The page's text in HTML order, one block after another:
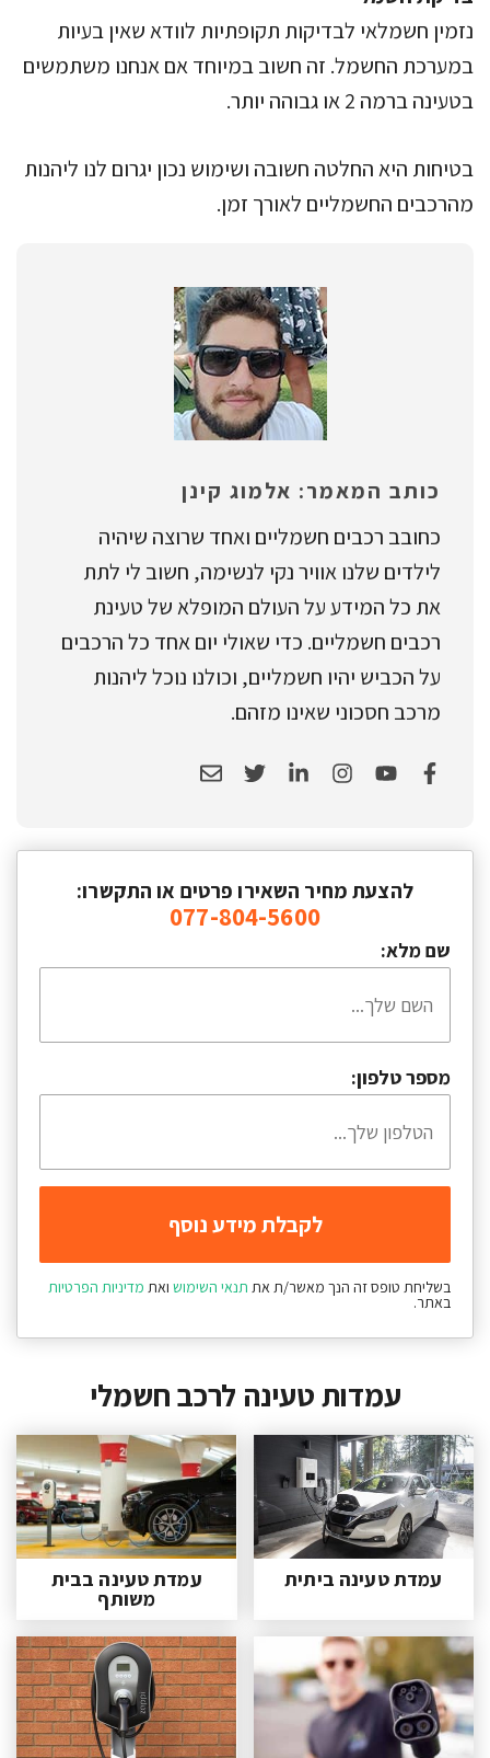
נזמין חשמלאי לבדיקות תקופתיות לוודא שאין בעיות
במערכת החשמל. זה חשוב במיוחד אם אנחנו משתמשים
בטעינה ברמה 2 או גבוהה יותר.
בטיחות היא החלטה חשובה ושימוש נכון יגרום לנו ליהנות
מהרכבים החשמליים לאורך זמן.
כותב המאמר: אלמוג קינן
כחובב רכבים חשמליים ואחד שרוצה שיהיה
לילדים שלנו אוויר נקי לנשימה, חשוב לי לתת
את כל המידע על העולם המופלא של טעינת
רכבים חשמליים. כדי שאולי יום אחד כל הרכבים
על הכביש יהיו חשמליים, וכולנו נוכל ליהנות
מרכב חסכוני שאינו מזהם.
להצעת מחיר השאירו פרטים או התקשרו:
077-804-5600
שם מלא:
מספר טלפון:
בשליחת טופס זה הנך מאשר/ת את תנאי השימוש ואת מדיניות הפרטיות
באתר.
עמדות טעינה לרכב חשמלי
עמדת טעינה ביתית עמדת טעינה בבית
משותף